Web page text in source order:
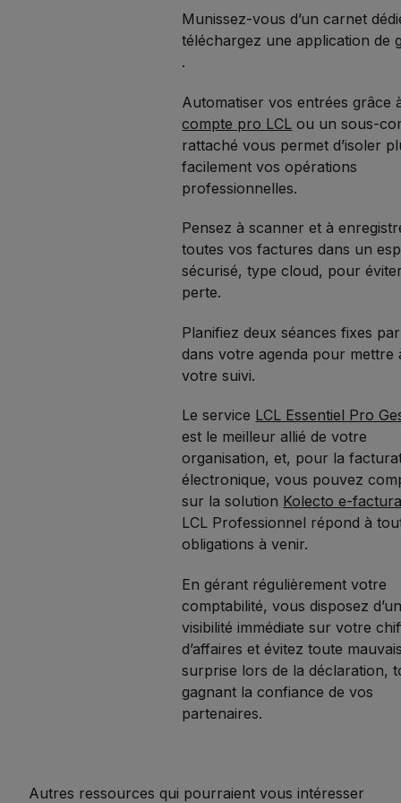
Munissez-vous d’un carnet
téléchargez une application de
.
Automatiser vos entrées grâce
compte pro LCL ou un sous-
rattaché vous permet d’isoler
facilement vos opérations
professionnelles.
Pensez à scanner et à
toutes vos factures dans un
sécurisé, type cloud, pour
perte.
Planifiez deux séances fixes
dans votre agenda pour mettre
votre suivi.
Le service LCL Essentiel Pro
est le meilleur allié de votre
organisation, et, pour la
électronique, vous pouvez
sur la solution Kolecto e-
LCL Professionnel répond à
obligations à venir.
En gérant régulièrement votre
comptabilité, vous disposez
visibilité immédiate sur votre
d’affaires et évitez toute
surprise lors de la déclaration,
gagnant la confiance de vos
partenaires.
Autres ressources qui pourraient vous intéresser